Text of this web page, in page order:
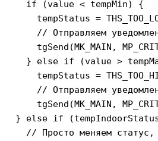
    if (value < tempMin) {
tempStatus =
// Отправляем
tgSend(MK_MAIN,
} else if (value >
tempStatus =
// Отправляем
tgSend(MK_MAIN,
} else if
// Просто меняем статус,